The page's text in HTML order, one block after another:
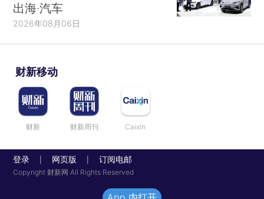
出海·汽车
2026年08月06日
财新移动
财新 财新周刊 Caixin
登录 网页版 订阅电邮
Copyright 财新网 All Rights Reserved